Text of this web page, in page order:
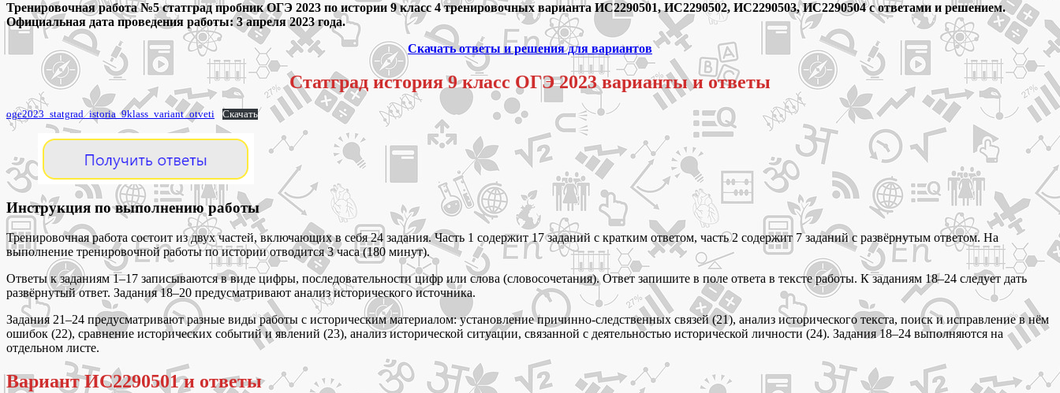
Тренировочная работа №5 статград пробник ОГЭ 2023 по истории 9 класс 4 тренировочных варианта ИС2290501, ИС2290502, ИС2290503, ИС2290504 с ответами и решением.
Официальная дата проведения работы: 3 апреля 2023 года.
Скачать ответы и решения для вариантов
Статград история 9 класс ОГЭ 2023 варианты и ответы
oge2023_statgrad_istoria_9klass_variant_otveti Скачать
Инструкция по выполнению работы
Тренировочная работа состоит из двух частей, включающих в себя 24 задания. Часть 1 содержит 17 заданий с кратким ответом, часть 2 содержит 7 заданий с развёрнутым ответом. На
выполнение тренировочной работы по истории отводится 3 часа (180 минут).
Ответы к заданиям 1–17 записываются в виде цифры, последовательности цифр или слова (словосочетания). Ответ запишите в поле ответа в тексте работы. К заданиям 18–24 следует дать
развёрнутый ответ. Задания 18–20 предусматривают анализ исторического источника.
Задания 21–24 предусматривают разные виды работы с историческим материалом: установление причинно-следственных связей (21), анализ исторического текста, поиск и исправление в нём
ошибок (22), сравнение исторических событий и явлений (23), анализ исторической ситуации, связанной с деятельностью исторической личности (24). Задания 18–24 выполняются на
отдельном листе.
Вариант ИС2290501 и ответы